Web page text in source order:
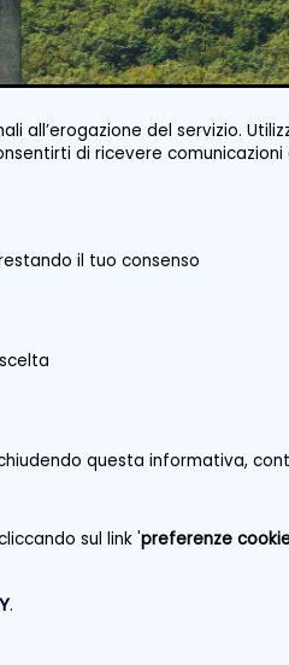
Orsa Maggiore)
Prezzo5,00 €
all’erogazione del servizio.
di ricevere
il tuo consenso
questa informativa,
sul link 'preferenze
.
Via Ignazio Silone n. 4
67024